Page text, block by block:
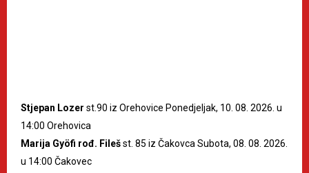
Stjepan Lozer st.90 iz Orehovice Ponedjeljak, 10. 08. 2026. u
14:00 Orehovica
Marija Gyöfi rođ. Filešst. 85 iz Čakovca Subota, 08. 08. 2026.
u 14:00 Čakovec